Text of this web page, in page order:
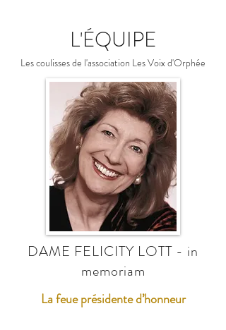
L'ÉQUIPE
Les coulisses de l'association Les Voix d'Orphée
DAME FELICITY LOTT - in
memoriam
La feue présidente d’honneur